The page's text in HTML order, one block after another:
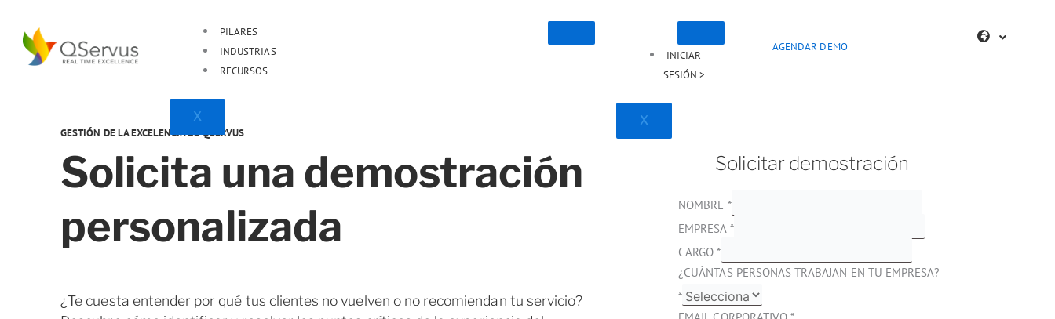
content
PILARES
INDUSTRIAS
RECURSOS
X
INICIAR
SESIÓN >
X
AGENDAR DEMO
GESTIÓN DE LA EXCELENCIA DE QSERVUS
Solicita una demostración
personalizada
¿Te cuesta entender por qué tus clientes no vuelven o no recomiendan tu servicio?
Solicitar demostración
NOMBRE *
EMPRESA *
CARGO*
¿CUÁNTAS PERSONAS TRABAJAN EN TU EMPRESA?
*